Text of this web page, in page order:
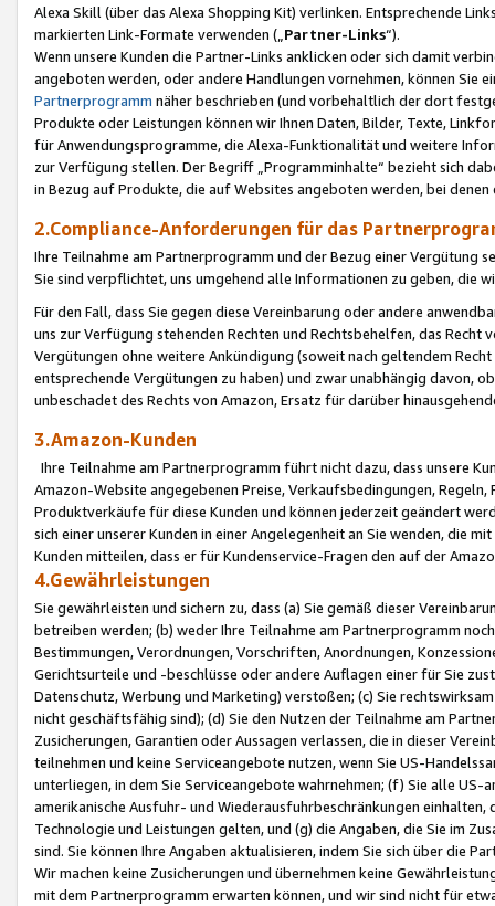
Alexa Skill (über das Alexa Shopping Kit) verlinken. Entsprechende
markierten Link-Formate verwenden („ Partner-Links“).
Wenn unsere Kunden die Partner-Links anklicken oder sich damit
angeboten werden, oder andere Handlungen vornehmen, können Sie
Partnerprogramm näher beschrieben (und vorbehaltlich der dort
Produkte oder Leistungen können wir Ihnen Daten, Bilder, Texte,
für Anwendungsprogramme, die Alexa-Funktionalität und weitere
zur Verfügung stellen. Der Begriff „Programminhalte“ bezieht sich
in Bezug auf Produkte, die auf Websites angeboten werden, bei
2.Compliance-Anforderungen für das
Ihre Teilnahme am Partnerprogramm und der Bezug einer Vergütung
Sie sind verpflichtet, uns umgehend alle Informationen zu geben, die
Für den Fall, dass Sie gegen diese Vereinbarung oder andere
uns zur Verfügung stehenden Rechten und Rechtsbehelfen, das
Vergütungen ohne weitere Ankündigung (soweit nach geltendem
entsprechende Vergütungen zu haben) und zwar unabhängig davon,
unbeschadet des Rechts von Amazon, Ersatz für darüber
3.Amazon-Kunden
Ihre Teilnahme am Partnerprogramm führt nicht dazu, dass unsere
Amazon-Website angegebenen Preise, Verkaufsbedingungen,
Produktverkäufe für diese Kunden und können jederzeit geändert
sich einer unserer Kunden in einer Angelegenheit an Sie wenden, die
Kunden mitteilen, dass er für Kundenservice-Fragen den auf der
4.Gewährleistungen
Sie gewährleisten und sichern zu, dass (a) Sie gemäß dieser
betreiben werden; (b) weder Ihre Teilnahme am Partnerprogramm
Bestimmungen, Verordnungen, Vorschriften, Anordnungen,
Gerichtsurteile und -beschlüsse oder andere Auflagen einer für Sie
Datenschutz, Werbung und Marketing) verstoßen; (c) Sie
nicht geschäftsfähig sind); (d) Sie den Nutzen der Teilnahme am
Zusicherungen, Garantien oder Aussagen verlassen, die in dieser
teilnehmen und keine Serviceangebote nutzen, wenn Sie US-
unterliegen, in dem Sie Serviceangebote wahrnehmen; (f) Sie alle
amerikanische Ausfuhr- und Wiederausfuhrbeschränkungen
Technologie und Leistungen gelten, und (g) die Angaben, die Sie im
sind. Sie können Ihre Angaben aktualisieren, indem Sie sich über die
Wir machen keine Zusicherungen und übernehmen keine
mit dem Partnerprogramm erwarten können, und wir sind nicht für